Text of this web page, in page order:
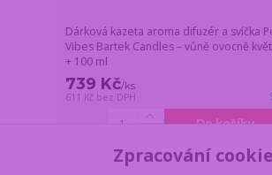
Dárková kazeta aroma difuzér a svíčka
Vibes Bartek Candles – vůně ovocně
+ 100 ml
739 Kč/ks
611 Kč bez DPH
Do košíku
Zpracování